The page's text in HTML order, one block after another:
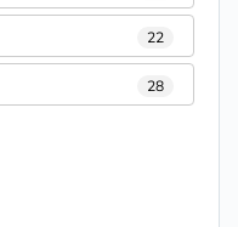
22
28